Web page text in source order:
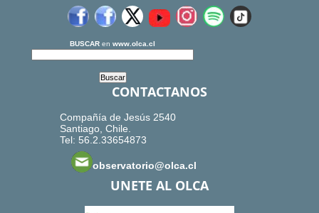
BUSCAR en www.olca.cl
CONTACTANOS
Compañía de Jesús 2540
Santiago, Chile.
Tel: 56.2.33654873
observatorio@olca.cl
UNETE AL OLCA